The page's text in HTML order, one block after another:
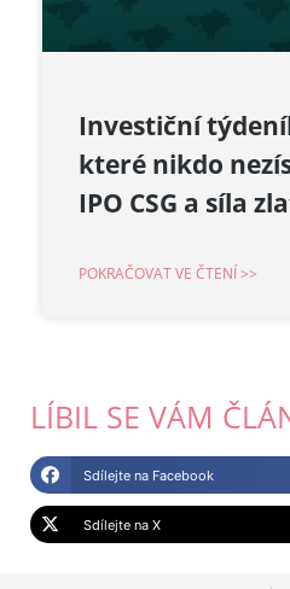
Investiční
které nikdo
IPO CSG a síla
POKRAČOVAT VE ČTENÍ >>
LÍBIL SE VÁM
Sdílejte na Facebook
Sdílejte na X